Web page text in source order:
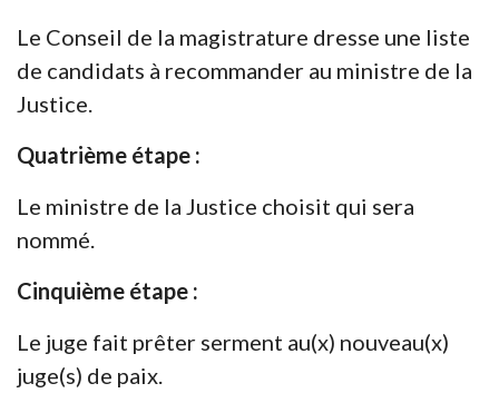
Le Conseil de la magistrature dresse une liste
de candidats à recommander au ministre de la
Justice.
Quatrième étape :
Le ministre de la Justice choisit qui sera
nommé.
Cinquième étape :
Le juge fait prêter serment au(x) nouveau(x)
juge(s) de paix.